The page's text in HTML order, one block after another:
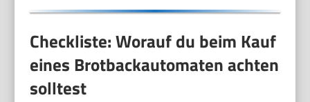
Checkliste: Worauf du beim Kauf
eines Brotbackautomaten achten
solltest